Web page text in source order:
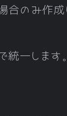
合のみ作成
統一します